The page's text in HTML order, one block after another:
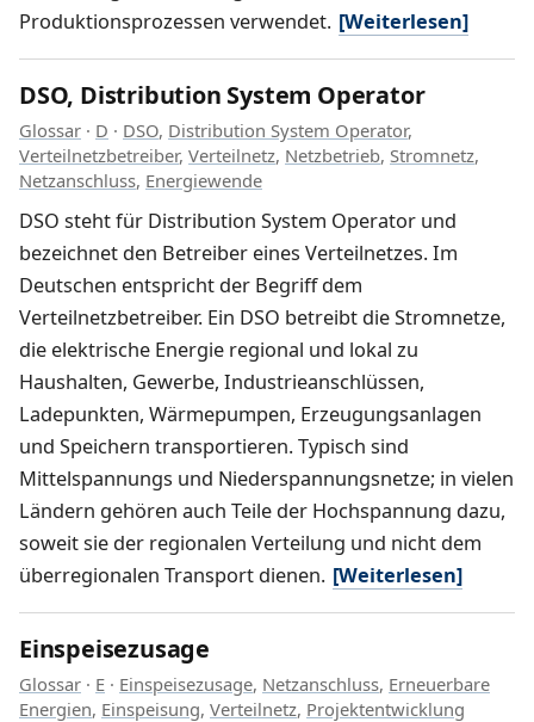
Produktionsprozessen verwendet. [Weiterlesen]
DSO, Distribution System Operator
Glossar · D · DSO, Distribution System Operator,
Verteilnetzbetreiber, Verteilnetz, Netzbetrieb, Stromnetz,
Netzanschluss, Energiewende
DSO steht für Distribution System Operator und
bezeichnet den Betreiber eines Verteilnetzes. Im
Deutschen entspricht der Begriff dem
Verteilnetzbetreiber. Ein DSO betreibt die Stromnetze,
die elektrische Energie regional und lokal zu
Haushalten, Gewerbe, Industrieanschlüssen,
Ladepunkten, Wärmepumpen, Erzeugungsanlagen
und Speichern transportieren. Typisch sind
Mittelspannungs und Niederspannungsnetze; in vielen
Ländern gehören auch Teile der Hochspannung dazu,
soweit sie der regionalen Verteilung und nicht dem
überregionalen Transport dienen. [Weiterlesen]
Einspeisezusage
Glossar · E · Einspeisezusage, Netzanschluss, Erneuerbare
Energien, Einspeisung, Verteilnetz, Projektentwicklung